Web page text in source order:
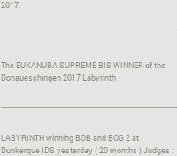
2017.
The EUKANUBA SUPREME BIS WINNER of the
Donaueschingen 2017 Labyrinth
LABYRINTH winning BOB and BOG 2 at
Dunkerque IDS yesterday ( 20 months ) Judges :